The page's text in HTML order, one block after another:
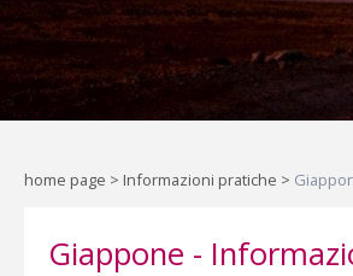
Dietro ogni
siamo noi.
Indipendenti per
fianco per
home page > Informazioni pratiche >
Giappone -